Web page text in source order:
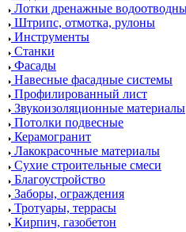
Лотки дренажные
Штрипс, отмотка, рулоны
Инструменты
Станки
Фасады
Навесные фасадные системы
Профилированный лист
Звукоизоляционные материалы
Потолки подвесные
Керамогранит
Лакокрасочные материалы
Сухие строительные смеси
Благоустройство
Заборы, ограждения
Тротуары, террасы
Кирпич, газобетон